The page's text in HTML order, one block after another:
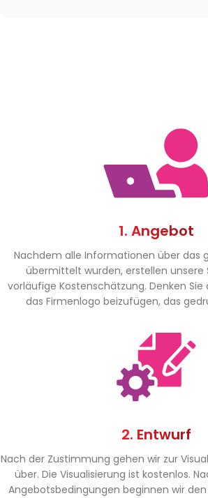
1. Angebot
Nachdem alle Informationen über das
übermittelt wurden, erstellen unsere
vorläufige Kostenschätzung. Denken Sie
das Firmenlogo beizufügen, das
2. Entwurf
Nach der Zustimmung gehen wir zur
über. Die Visualisierung ist kostenlos.
Angebotsbedingungen beginnen wir den